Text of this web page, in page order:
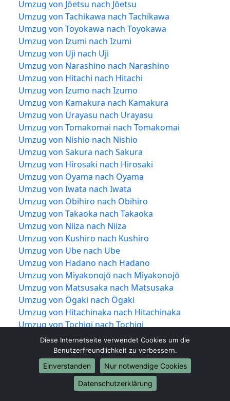
Umzug von Jōetsu nach Jōetsu
Umzug von Tachikawa nach Tachikawa
Umzug von Toyokawa nach Toyokawa
Umzug von Izumi nach Izumi
Umzug von Uji nach Uji
Umzug von Narashino nach Narashino
Umzug von Hitachi nach Hitachi
Umzug von Izumo nach Izumo
Umzug von Kamakura nach Kamakura
Umzug von Urayasu nach Urayasu
Umzug von Tomakomai nach Tomakomai
Umzug von Nishio nach Nishio
Umzug von Sakura nach Sakura
Umzug von Hirosaki nach Hirosaki
Umzug von Oyama nach Oyama
Umzug von Iwata nach Iwata
Umzug von Obihiro nach Obihiro
Umzug von Takaoka nach Takaoka
Umzug von Niiza nach Niiza
Umzug von Kushiro nach Kushiro
Umzug von Ube nach Ube
Umzug von Hadano nach Hadano
Umzug von Miyakonojō nach Miyakonojō
Umzug von Matsusaka nach Matsusaka
Umzug von Ōgaki nach Ōgaki
Umzug von Hitachinaka nach Hitachinaka
Umzug von Tochigi nach Tochigi
Umzug von Ueda nach Ueda
Umzug von Kariya nach Kariya
Umzug von Noda nach Noda
Umzug von Kawanishi nach Kawanishi
Umzug von Higashimurayama nach
Diese Internetseite verwendet Cookies um die
Benutzerfreundlichkeit zu verbessern.
Einverstanden
Nur notwendige Cookies
Datenschutzerklärung